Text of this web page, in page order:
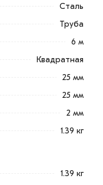
длинное
Изготавливают
или холодного
прочностью и
весом,
Благодаря этим
Сталь
Труба
6 м
Квадратная
25 мм
25 мм
2 мм
1.39 кг
1.39 кг